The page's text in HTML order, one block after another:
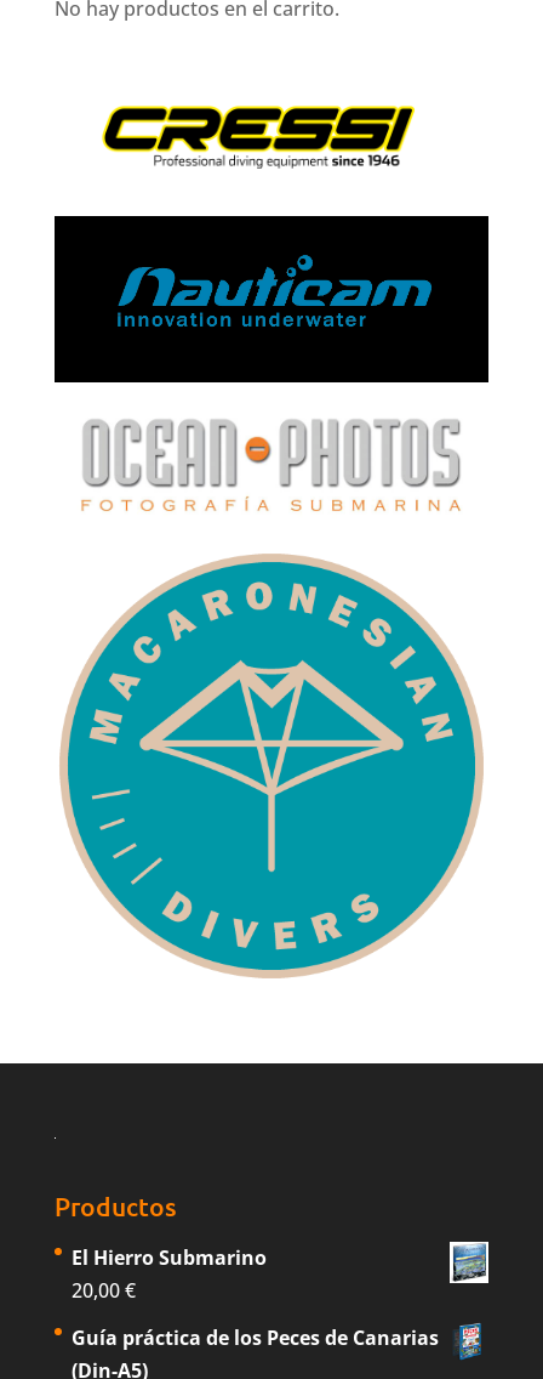
No hay productos en el carrito.
Productos
El Hierro Submarino
20,00€
Guía práctica de los Peces de Canarias
(Din-A5)